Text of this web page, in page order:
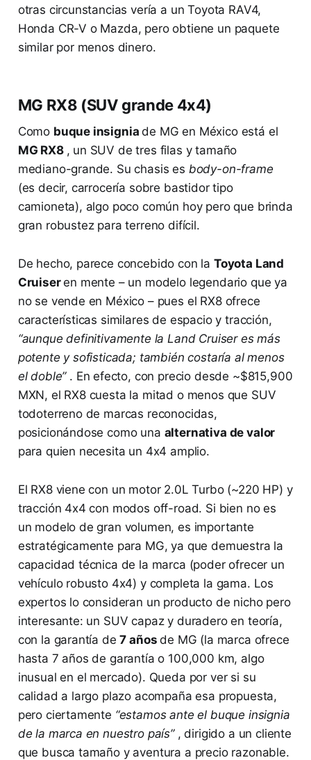
otras circunstancias vería a un Toyota RAV4,
Honda CR-V o Mazda, pero obtiene un paquete
similar por menos dinero.
MG RX8 (SUV grande 4x4)
Como buque insigniade MG en México está el
MG RX8 , un SUV de tres filas y tamaño
mediano-grande. Su chasis es body-on-frame
(es decir, carrocería sobre bastidor tipo
camioneta), algo poco común hoy pero que brinda
gran robustez para terreno difícil​.
De hecho, parece concebido con la Toyota Land
Cruiseren mente – un modelo legendario que ya
no se vende en México – pues el RX8 ofrece
características similares de espacio y tracción,
“aunque definitivamente la Land Cruiser es más
potente y sofisticada; también costaría al menos
el doble” ​. En efecto, con precio desde ~$815,900
MXN​, el RX8 cuesta la mitad o menos que SUV
todoterreno de marcas reconocidas,
posicionándose como una alternativa de valor
para quien necesita un 4x4 amplio.
El RX8 viene con un motor 2.0L Turbo (~220 HP) y
tracción 4x4 con modos off-road. Si bien no es
un modelo de gran volumen, es importante
estratégicamente para MG, ya que demuestra la
capacidad técnica de la marca (poder ofrecer un
vehículo robusto 4x4) y completa la gama. Los
expertos lo consideran un producto de nicho pero
interesante: un SUV capaz y duradero en teoría,
con la garantía de7 añosde MG (la marca ofrece
hasta 7 años de garantía o 100,000 km, algo
inusual en el mercado​). Queda por ver si su
calidad a largo plazo acompaña esa propuesta,
pero ciertamente “estamos ante el buque insignia
de la marca en nuestro país” , dirigido a un cliente
que busca tamaño y aventura a precio razonable.